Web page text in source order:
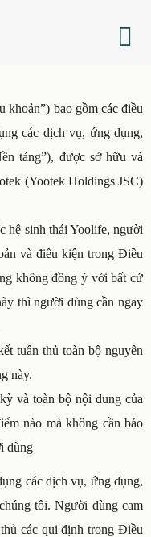
bao gồm các điều
các dịch vụ, ứng dụng,
tảng”), được sở hữu và
(Yootek Holdings JSC)
hệ sinh thái Yoolife, người
và điều kiện trong Điều
không đồng ý với bất cứ
thì người dùng cần ngay
tuân thủ toàn bộ nguyên
này.
và toàn bộ nội dung của
nào mà không cần báo
dùng
các dịch vụ, ứng dụng,
tôi. Người dùng cam
các qui định trong Điều